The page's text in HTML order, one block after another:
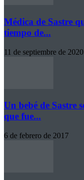
Médica de Sastre
tiempo de...
11 de septiembre de 2020
Un bebé de Sastre
que fue...
6 de febrero de 2017